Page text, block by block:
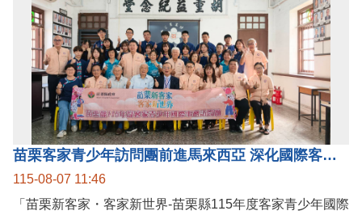
苗栗客家青少年訪問團前進馬來西亞 深化國際客家文化交流
115-08-07 11:46
「苗栗新客家・客家新世界-苗栗縣115年度客家青少年國際